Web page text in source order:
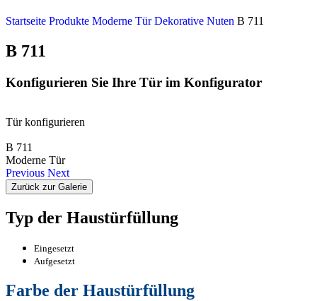
Startseite Produkte Moderne TürDekorative Nuten B 711
B 711
Konfigurieren Sie Ihre Tür im Konfigurator
Tür konfigurieren
B 711
Moderne Tür
Previous Next
Zurück zur Galerie
Typ der Haustürfüllung
Eingesetzt
Aufgesetzt
Farbe der Haustürfüllung